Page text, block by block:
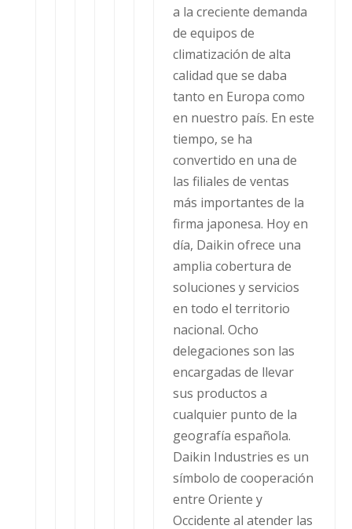
a la creciente demanda
de equipos de
climatización de alta
calidad que se daba
tanto en Europa como
en nuestro país. En este
tiempo, se ha
convertido en una de
las filiales de ventas
más importantes de la
firma japonesa. Hoy en
día, Daikin ofrece una
amplia cobertura de
soluciones y servicios
en todo el territorio
nacional. Ocho
delegaciones son las
encargadas de llevar
sus productos a
cualquier punto de la
geografía española.
Daikin Industries es un
símbolo de cooperación
entre Oriente y
Occidente al atender las